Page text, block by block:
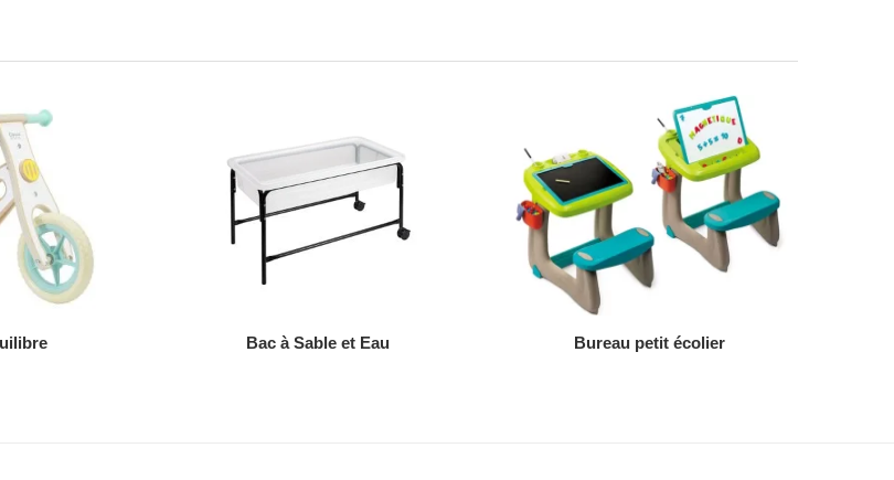
DEVIS AJOUTER AU DEVIS
Bac à Sable et Eau AJOUTER AU DEVIS
Bureau petit écolier